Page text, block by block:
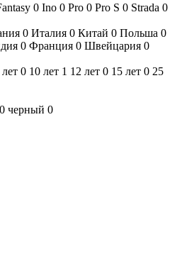
0 Ino 0 Pro 0 Pro S 0 Strada 0
0 Италия 0 Китай 0 Польша 0
0 Франция 0 Швейцария 0
лет 0 10 лет 1 12 лет 0 15 лет 0 25
0 черный 0